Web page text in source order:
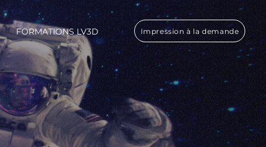
FORMATIONS LV3D Impression à la demande